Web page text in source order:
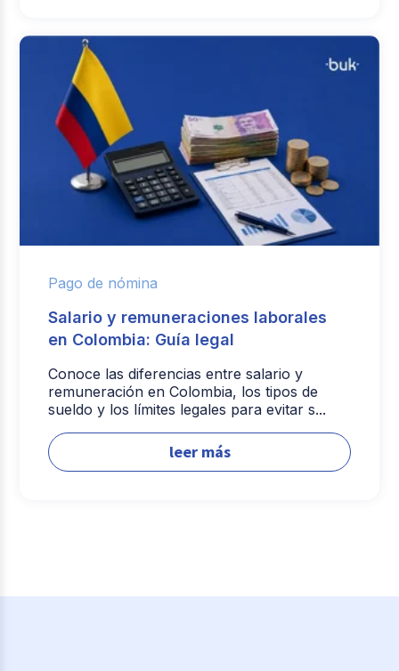
Pago de nómina
Salario y remuneraciones laborales
en Colombia: Guía legal
Conoce las diferencias entre salario y
remuneración en Colombia, los tipos de
sueldo y los límites legales para evitar s...
leer más